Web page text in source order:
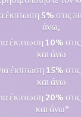
έκπτωση 5% στις
άνω,
έκπτωση 10%
και άνω
έκπτωση 15%
και άνω
έκπτωση 20%
και άνω*